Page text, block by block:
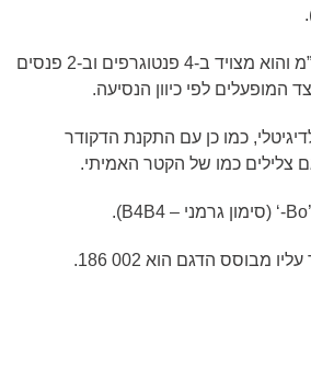
אורך הקטר הוא 217 מ”מ והוא מצויד ב-4 פנטוגרפים וב-2 פנסים
כמו כן עם התקנת הדקודר
צלילים כמו של הקטר האמיתי.
‘-Bo’ (סימון גרמני – B4B4
).
מבוסס הדגם הוא 186 002
.